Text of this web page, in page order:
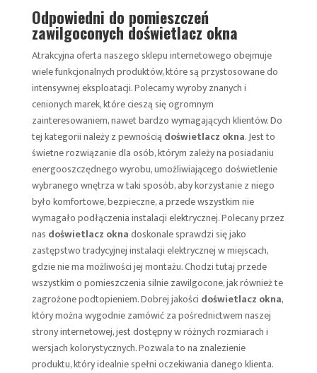
Odpowiedni do pomieszczeń
zawilgoconych doświetlacz okna
Atrakcyjna oferta naszego sklepu internetowego obejmuje
wiele funkcjonalnych produktów, które są przystosowane do
intensywnej eksploatacji. Polecamy wyroby znanych i
cenionych marek, które cieszą się ogromnym
zainteresowaniem, nawet bardzo wymagających klientów. Do
tej kategorii należy z pewnością doświetlacz okna. Jest to
świetne rozwiązanie dla osób, którym zależy na posiadaniu
energooszczędnego wyrobu, umożliwiającego doświetlenie
wybranego wnętrza w taki sposób, aby korzystanie z niego
było komfortowe, bezpieczne, a przede wszystkim nie
wymagało podłączenia instalacji elektrycznej. Polecany przez
nas doświetlacz oknadoskonale sprawdzi się jako
zastępstwo tradycyjnej instalacji elektrycznej w miejscach,
gdzie nie ma możliwości jej montażu. Chodzi tutaj przede
wszystkim o pomieszczenia silnie zawilgocone, jak również te
zagrożone podtopieniem. Dobrej jakości doświetlacz okna,
który można wygodnie zamówić za pośrednictwem naszej
strony internetowej, jest dostępny w różnych rozmiarach i
wersjach kolorystycznych. Pozwala to na znalezienie
produktu, który idealnie spełni oczekiwania danego klienta.